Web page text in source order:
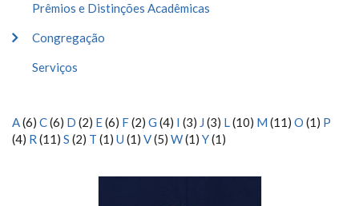
Prêmios e Distinções Acadêmicas
Congregação
Serviços
A(6) C(6) D (2) E(6) F(2) G (4) I (3) J (3) L(10) M (11) O (1) P
(4) R (11) S (2) T (1) U (1) V(5) W(1) Y(1)